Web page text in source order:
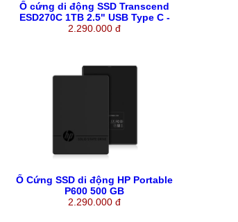
Ổ cứng di động SSD Transcend
ESD270C 1TB 2.5" USB Type C -
TS1TESD270C
2.290.000 đ
Ổ Cứng SSD di động HP Portable
P600 500 GB
2.290.000 đ